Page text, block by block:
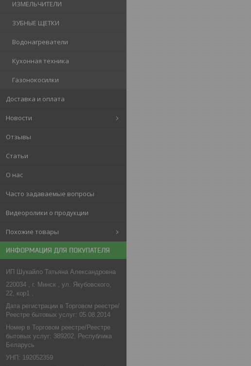
ИЗМЕЛЬЧИТЕЛИ
ЗУБНЫЕ ЩЕТКИ
Водонагреватели
Кухонная техника
Газонокосилки
Доставка и оплата
Новости
Отзывы
Статьи
О нас
Часто задаваемые вопросы
Видеоролики о продукции
Похожие товары
ИНФОРМАЦИЯ ДЛЯ ПОКУПАТЕЛЯ
ИП Шукайло Татьяна Александровна
220034 , г. Минск , ул. Якубовского,
22, кор1 ,
Дата регистрации в Торговом реестре/
Реестре бытовых услуг: 05.08.2014
Номер в Торговом реестре/Реестре
бытовых услуг: 389202, Республика
Беларусь
УНП: 192052359